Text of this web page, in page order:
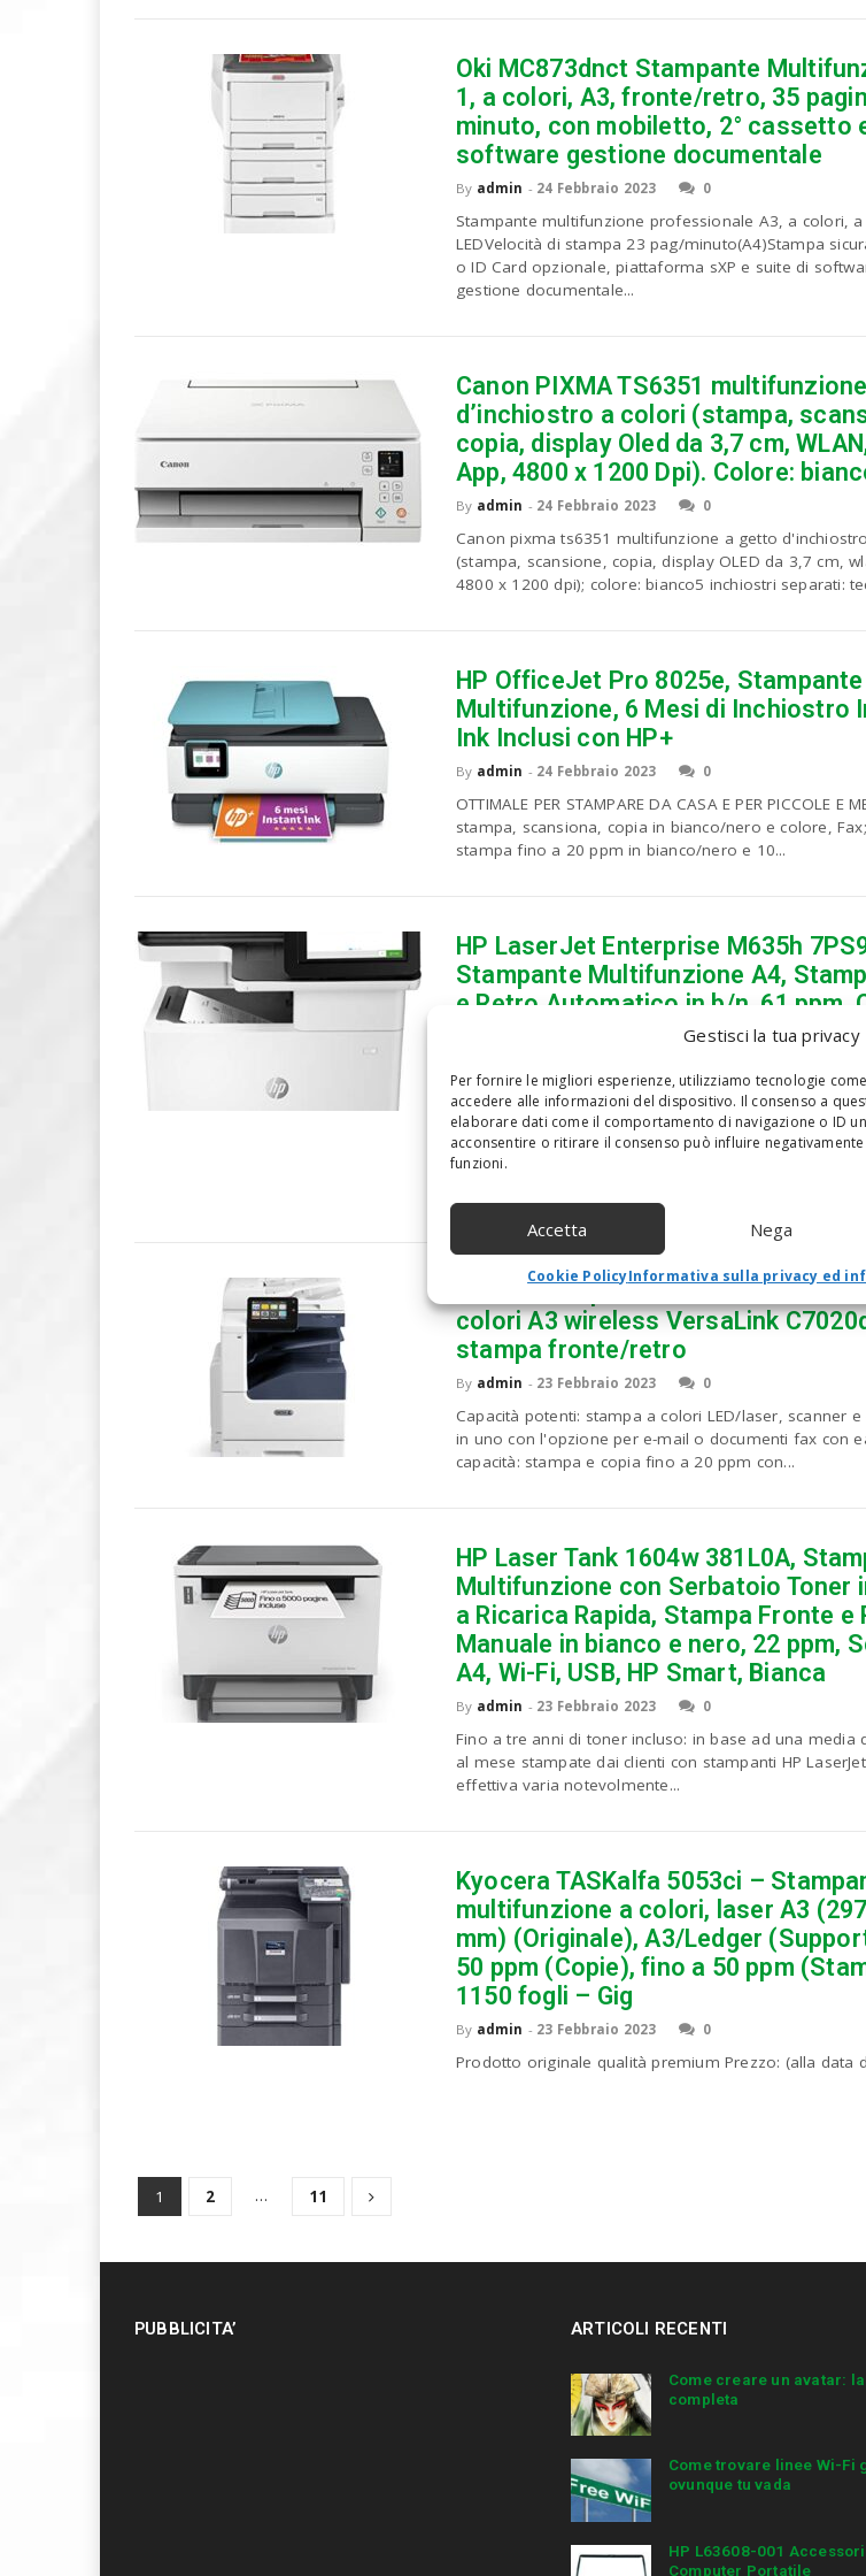
Gestisci la tua privacy
Per fornire le migliori esperienze, utilizziamo tecnologie
accedere alle informazioni del dispositivo. Il consenso a
elaborare dati come il comportamento di navigazione o ID
acconsentire o ritirare il consenso può influire
funzioni.
Accetta Nega
Cookie PolicyInformativa sulla privacy ed
P
C
Oki MC873dnct Stampante
1, a colori, A3, fronte/retro, 35
minuto, con mobiletto, 2° cassetto
software gestione documentale
By admin - 24 Febbraio 2023 0
Stampante multifunzione professionale A3, a colori,
LEDVelocità di stampa 23 pag/minuto(A4)Stampa
o ID Card opzionale, piattaforma sXP e suite di
gestione documentale...
Canon PIXMA TS6351
d’inchiostro a colori (stampa,
copia, display Oled da 3,7 cm,
App, 4800 x 1200 Dpi). Colore:
By admin - 24 Febbraio 2023 0
Canon pixma ts6351 multifunzione a getto
(stampa, scansione, copia, display OLED da 3,7 cm,
4800 x 1200 dpi); colore: bianco5 inchiostri separati:
HP OfficeJet Pro 8025e, Stampante
Multifunzione, 6 Mesi di Inchiostro
Ink Inclusi con HP+
By admin - 24 Febbraio 2023 0
OTTIMALE PER STAMPARE DA CASA E PER PICCOLE E
stampa, scansiona, copia in bianco/nero e colore,
stampa fino a 20 ppm in bianco/nero e 10...
HP LaserJet Enterprise M635h
Stampante Multifunzione A4,
e Retro Automatico in b/n, 61 ppm,
Scansiona, Fax Opzionale, Ethernet,
admin - 24 Febbraio 2023 0
Connettività: USB + EthernetStampa solo bianco e
fronte e retro automaticaEffettua scansioni e
fronte e retro manuale, con caricatore documentiCon
Xerox Stampante Laser/LED
colori A3 wireless VersaLink
stampa fronte/retro
By admin - 23 Febbraio 2023 0
Capacità potenti: stampa a colori LED/laser, scanner
in uno con l'opzione per e-mail o documenti fax con
capacità: stampa e copia fino a 20 ppm con...
HP Laser Tank 1604w 381L0A,
Multifunzione con Serbatoio Toner
a Ricarica Rapida, Stampa Fronte e
Manuale in bianco e nero, 22 ppm,
A4, Wi-Fi, USB, HP Smart, Bianca
By admin - 23 Febbraio 2023 0
Fino a tre anni di toner incluso: in base ad una media
al mese stampate dai clienti con stampanti HP
effettiva varia notevolmente...
Kyocera TASKalfa 5053ci –
multifunzione a colori, laser A3
mm) (Originale), A3/Ledger
50 ppm (Copie), fino a 50 ppm
1150 fogli – Gig
By admin - 23 Febbraio 2023 0
Prodotto originale qualità premium Prezzo: (alla data
1 2 … 11
PUBBLICITA’ ARTICOLI RECENTI
Come creare un avatar:
completa
Come trovare linee Wi-Fi
ovunque tu vada
HP L63608-001
Computer Portatile